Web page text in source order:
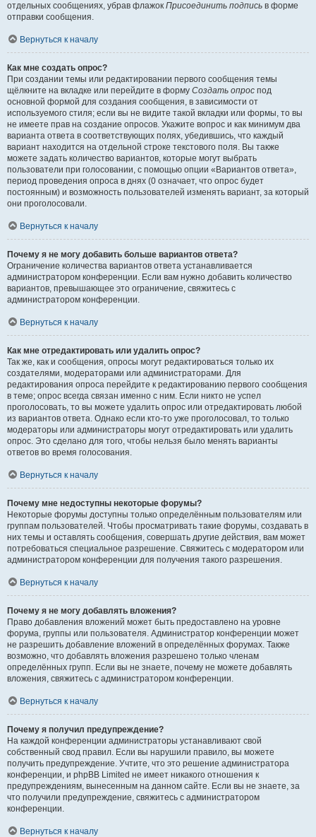
отдельных сообщениях, убрав флажок Присоединить подпись в форме
отправки сообщения.
Вернуться к началу
Как мне создать опрос?
При создании темы или редактировании первого сообщения темы
щёлкните на вкладке или перейдите в форму Создать опрос под
основной формой для создания сообщения, в зависимости от
используемого стиля; если вы не видите такой вкладки или формы, то вы
не имеете прав на создание опросов. Укажите вопрос и как минимум два
варианта ответа в соответствующих полях, убедившись, что каждый
вариант находится на отдельной строке текстового поля. Вы также
можете задать количество вариантов, которые могут выбрать
пользователи при голосовании, с помощью опции «Вариантов ответа»,
период проведения опроса в днях (0 означает, что опрос будет
постоянным) и возможность пользователей изменять вариант, за который
они проголосовали.
Вернуться к началу
Почему я не могу добавить больше вариантов ответа?
Ограничение количества вариантов ответа устанавливается
администратором конференции. Если вам нужно добавить количество
вариантов, превышающее это ограничение, свяжитесь с
администратором конференции.
Вернуться к началу
Как мне отредактировать или удалить опрос?
Так же, как и сообщения, опросы могут редактироваться только их
создателями, модераторами или администраторами. Для
редактирования опроса перейдите к редактированию первого сообщения
в теме; опрос всегда связан именно с ним. Если никто не успел
проголосовать, то вы можете удалить опрос или отредактировать любой
из вариантов ответа. Однако если кто-то уже проголосовал, то только
модераторы или администраторы могут отредактировать или удалить
опрос. Это сделано для того, чтобы нельзя было менять варианты
ответов во время голосования.
Вернуться к началу
Почему мне недоступны некоторые форумы?
Некоторые форумы доступны только определённым пользователям или
группам пользователей. Чтобы просматривать такие форумы, создавать в
них темы и оставлять сообщения, совершать другие действия, вам может
потребоваться специальное разрешение. Свяжитесь с модератором или
администратором конференции для получения такого разрешения.
Вернуться к началу
Почему я не могу добавлять вложения?
Право добавления вложений может быть предоставлено на уровне
форума, группы или пользователя. Администратор конференции может
не разрешить добавление вложений в определённых форумах. Также
возможно, что добавлять вложения разрешено только членам
определённых групп. Если вы не знаете, почему не можете добавлять
вложения, свяжитесь с администратором конференции.
Вернуться к началу
Почему я получил предупреждение?
На каждой конференции администраторы устанавливают свой
собственный свод правил. Если вы нарушили правило, вы можете
получить предупреждение. Учтите, что это решение администратора
конференции, и phpBB Limited не имеет никакого отношения к
предупреждениям, вынесенным на данном сайте. Если вы не знаете, за
что получили предупреждение, свяжитесь с администратором
конференции.
Вернуться к началу